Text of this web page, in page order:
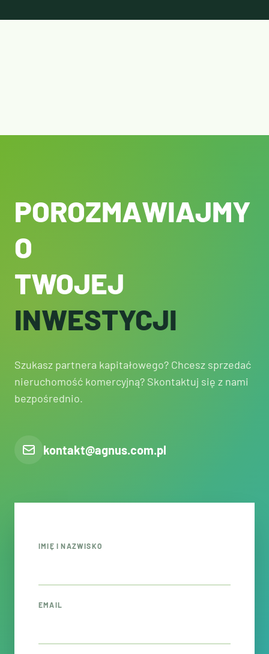
POROZMAWIAJMY
O
TWOJEJ
INWESTYCJI
Szukasz partnera kapitałowego? Chcesz sprzedać
nieruchomość komercyjną? Skontaktuj się z nami
bezpośrednio.
kontakt@agnus.com.pl
IMIĘ I NAZWISKO
EMAIL